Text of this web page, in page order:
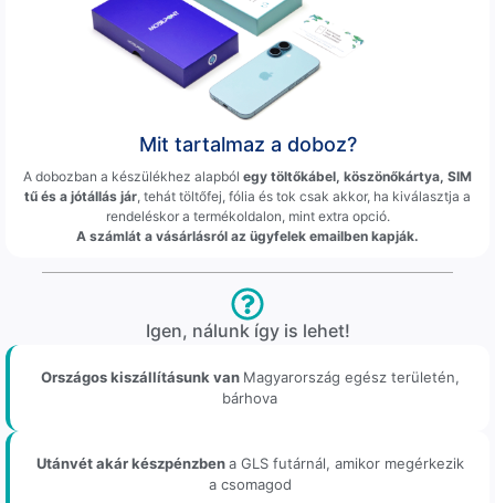
Mit tartalmaz a doboz?
A dobozban a készülékhez alapból egy töltőkábel, köszönőkártya, SIM
tű és a jótállás jár, tehát töltőfej, fólia és tok csak akkor, ha kiválasztja a
rendeléskor a termékoldalon, mint extra opció.
A számlát a vásárlásról az ügyfelek emailben kapják.
Igen, nálunk így is lehet!
Országos kiszállításunk van Magyarország egész területén,
bárhova
Utánvét akár készpénzbena GLS futárnál, amikor megérkezik
a csomagod